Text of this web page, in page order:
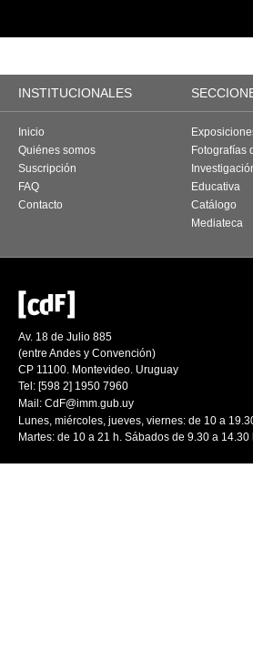
INSTITUCIONALES
Inicio
Quiénes somos
Suscripción
FAQ
Contacto
Fotografías
Educativa
Catálogo
Mediateca
Av. 18 de Julio 885
(entre Andes y Convención)
CP 11100. Montevideo. Uruguay
Tel: [598 2] 1950 7960
Mail: CdF@imm.gub.uy
Lunes, miércoles, jueves, viernes: de 10 a
Martes: de 10 a 21 h. Sábados de 9.30 a 14.30